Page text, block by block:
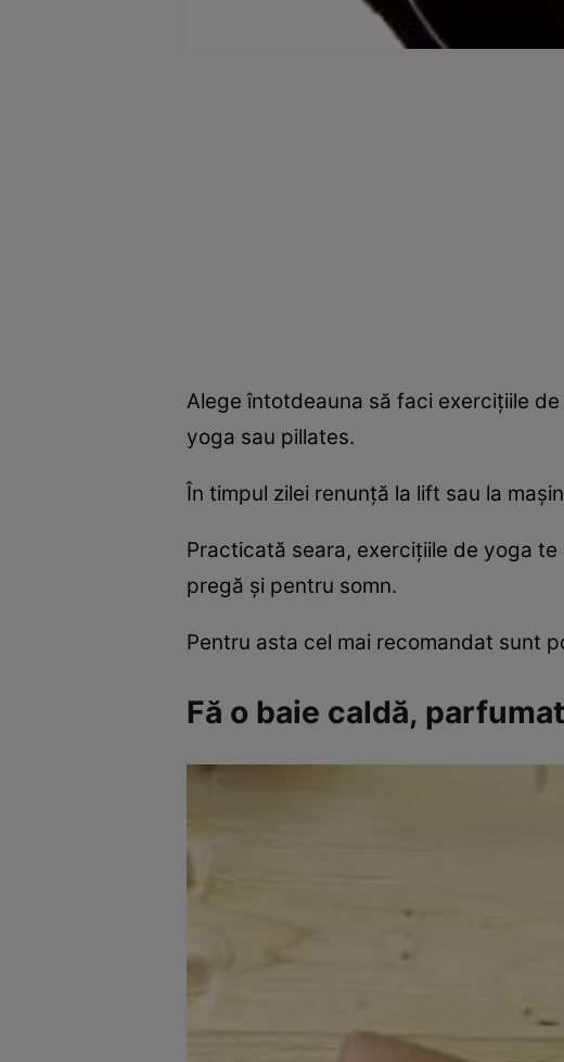
Alege întotdeauna să faci exerciţiile
yoga sau pillates.
În timpul zilei renunţă la lift sau la
Practicată seara, exerciţiile de yoga
pregă şi pentru somn.
Pentru asta cel mai recomandat sunt
Fă o baie caldă,